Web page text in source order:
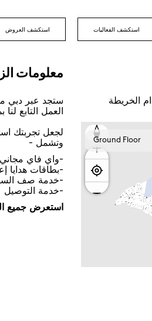
اﺳﺘﻜﺸﻒ اﻟﻔﻌﺎﻟﻴﺎﺕ اﺳﺘﻜﺸﻒ اﻟﻌﺮﻭﺽ
اﻟﺨﺮﻳﻄﺔ
ﻣﻌﻠﻮﻣﺎﺕ
ﺳﺘﺠﺪ ﻋﺒﺮ ﺩﺑﻲ
اﻟﻌﻤﻞ اﻟﺘﺎﺑﻊ
ﻟﺠﻌﻞ ﺗﺠﺮﺑﺘﻚ
ﻭﺗﺸﻤﻞ -
-ﻭاﻱ ﻓﺎﻱ ﻣﺠﺎﻧﻲ
-ﺑﻄﺎﻗﺎﺕ ﻫﺪاﻳﺎ
-ﺧﺪﻣﺔ ﺻﻒ
-ﺧﺪﻣﺔ اﻟﺘﻮﺻﻴﻞ
اﺳﺘﻌﺮﺽ ﺟﻤﻴﻊ